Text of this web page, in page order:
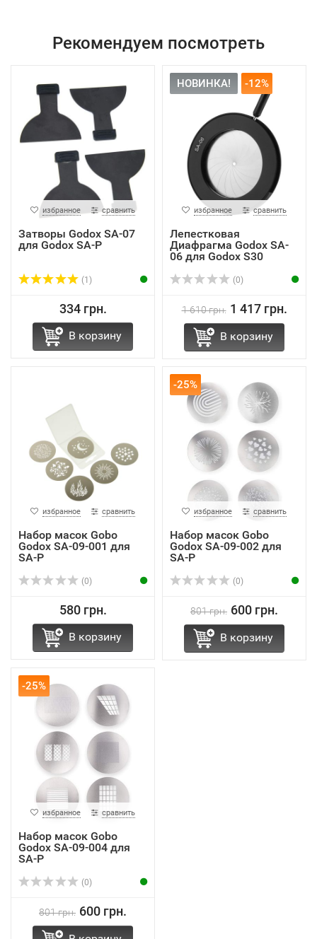
Рекомендуем посмотреть
избранное сравнить
Затворы Godox SA-07
для Godox SA-P
(1)
334 грн.
В корзину
НОВИНКА! -12%
избранное сравнить
Лепестковая
Диафрагма Godox SA-
06 для Godox S30
(0)
1 610 грн. 1 417 грн.
В корзину
избранное сравнить
Набор масок Gobo
Godox SA-09-001 для
SA-P
(0)
580 грн.
В корзину
-25%
избранное сравнить
Набор масок Gobo
Godox SA-09-002 для
SA-P
(0)
801 грн. 600 грн.
В корзину
-25%
избранное сравнить
Набор масок Gobo
Godox SA-09-004 для
SA-P
(0)
801 грн. 600 грн.